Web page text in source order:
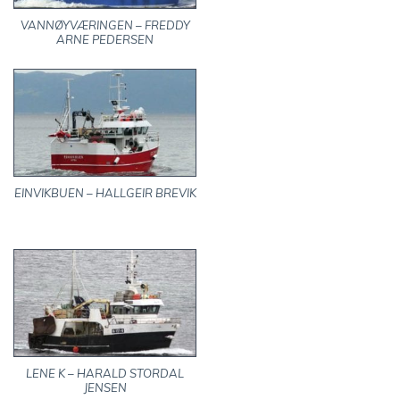
VANNØYVÆRINGEN – FREDDY
ARNE PEDERSEN
EINVIKBUEN – HALLGEIR BREVIK
LENE K – HARALD STORDAL
JENSEN